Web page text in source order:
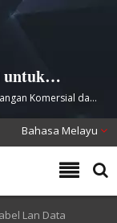
untuk
yang
Komersial dan
Bahasa Melayu
Lan Data